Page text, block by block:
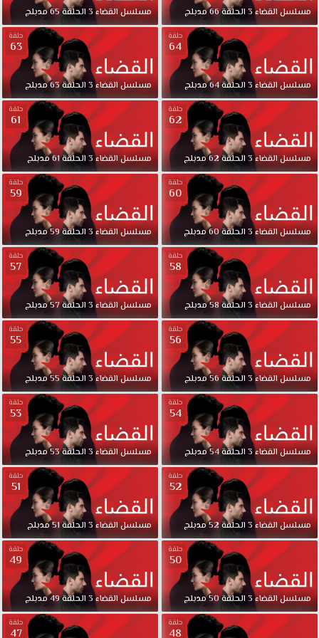
القضاء
الجزء
الثانى
70
مدبلجة
كاملة
قصة
عشق
حول
تأخذ
الأحداث
مغايرا
مسلسل
القضاء
الحلقة
70
قصة
عشق
إذ
يتحول
من
هم
إلى
أصدقاء
والعكس
صحيح مسلسل
الموسم
الثانى
الحلقة
مدبلج
قصة
عشق.
تأخذ
الأحداث
مسلسلالقضاء3 الحلقة66مدبلج مسلسلالقضاء3 الحلقة65مدبلج
حلقة
64
مسلسلالقضاء3 الحلقة64مدبلج
حلقة
63
مسلسلالقضاء3 الحلقة63مدبلج
حلقة
62
مسلسلالقضاء3 الحلقة62مدبلج
حلقة
61
مسلسلالقضاء3 الحلقة61مدبلج
حلقة
60
مسلسلالقضاء3 الحلقة60مدبلج
حلقة
59
مسلسلالقضاء3 الحلقة59مدبلج
حلقة
58
مسلسلالقضاء3 الحلقة58مدبلج
حلقة
57
مسلسلالقضاء3 الحلقة57مدبلج
حلقة
56
مسلسلالقضاء3 الحلقة56مدبلج
حلقة
55
مسلسلالقضاء3 الحلقة55مدبلج
حلقة
54
مسلسلالقضاء3 الحلقة54مدبلج
حلقة
53
مسلسلالقضاء3 الحلقة53مدبلج
حلقة
52
مسلسلالقضاء3 الحلقة52مدبلج
حلقة
51
مسلسلالقضاء3 الحلقة51مدبلج
حلقة
50
مسلسلالقضاء3 الحلقة50مدبلج
حلقة
49
مسلسلالقضاء3 الحلقة49مدبلج
حلقة
48
حلقة
47